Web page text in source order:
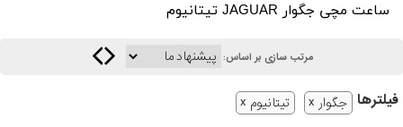
ساعت مچی جگوار JAGUAR تیتانیوم
مرتب سازی بر اساس:
فیلتر‌ها جگوار تیتانیوم
بین 3
3